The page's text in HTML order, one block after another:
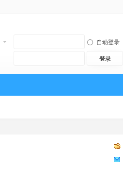
自动登录
登录